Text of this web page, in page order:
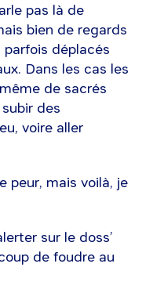
pas là de
bien de regards
déplacés
Dans les cas les
de sacrés
des
voire aller
peur, mais voilà, je
sur le doss’
de foudre au